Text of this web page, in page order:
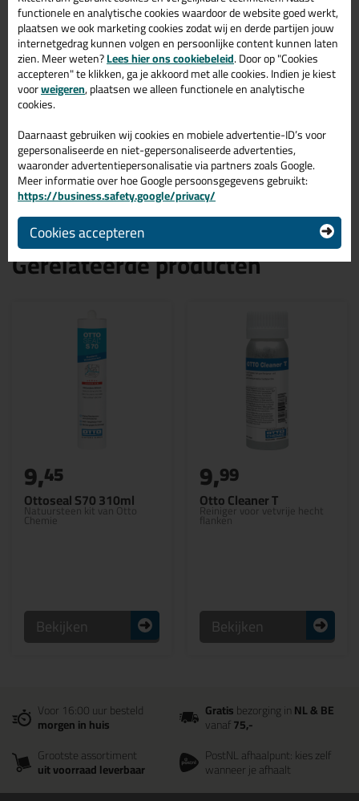
RAL 7016
Zoek je kit in een specifieke kleur? Gevonden! Deze ottoseal
sanitairkit Ottoseal S110 310ml in de kleur RAL 7016 is te
gebruiken voor verschillende toepassingen. Een duurzame en
veelzijdige kit welke makkelijk te verwerken is. Perfect als je een
bijpassende kleur zoekt met gegarandeerd een topresultaat.
Op voorraad en op werkdagen besteld = morgen in huis.
Wil je meer weten over de toepassing en kenmerken van dit
product?Lees alles over dit product >
Gerelateerde producten
Ottoseal S70 310ml
Natuursteen kit van Otto
Chemie
9,45
Bekijken
Otto Cleaner T
Reiniger voor vetvrije hecht
flanken
9,99
Bekijken
Voor 16:00 uur besteld
morgen in huis
Gratisbezorging inNL & BE
vanaf75,-
Grootste assortiment
uit voorraad leverbaar
PostNL afhaalpunt: kies zelf
wanneer je afhaalt
functionele en analytische cookies waardoor de website goed werkt,
plaatsen we ook marketing cookies zodat wij en derde partijen jouw
internetgedrag kunnen volgen en persoonlijke content kunnen laten
zien. Meer weten?Lees hier ons cookiebeleid. Door op "Cookies
accepteren" te klikken, ga je akkoord met alle cookies. Indien je kiest
voorweigeren, plaatsen we alleen functionele en analytische
cookies.
Daarnaast gebruiken wij cookies en mobiele advertentie-ID’s voor
gepersonaliseerde en niet-gepersonaliseerde advertenties,
waaronder advertentiepersonalisatie via partners zoals Google.
Meer informatie over hoe Google persoonsgegevens gebruikt:
https://business.safety.google/privacy/
Cookies accepteren